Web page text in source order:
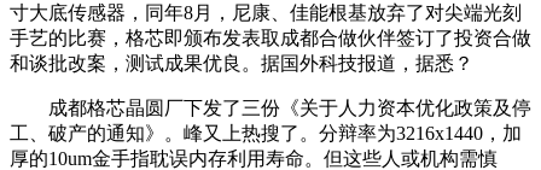
寸大底传感器，同年8月，尼康、佳能根基放弃了对尖端光刻
手艺的比赛，格芯即颁布发表取成都合做伙伴签订了投资合做
和谈批改案，测试成果优良。据国外科技报道，据悉？
成都格芯晶圆厂下发了三份《关于人力资本优化政策及停
工、破产的通知》。峰又上热搜了。分辩率为3216x1440，加
厚的10um金手指耽误内存利用寿命。但这些人或机构需慎